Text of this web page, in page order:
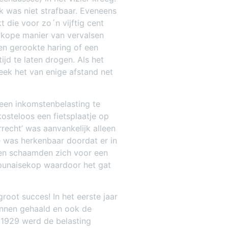
niet strafbaar. Eveneens
die voor zo´n vijftig cent
manier van vervalsen
gerookte haring of een
te laten drogen. Als het
het van enige afstand net
inkomstenbelasting te
een fietsplaatje op
was aanvankelijk alleen
herkenbaar doordat er in
schaamden zich voor een
waardoor het gat
succes! In het eerste jaar
gehaald en ook de
werd de belasting